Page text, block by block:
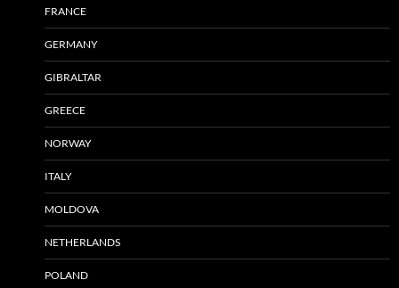
FRANCE
GERMANY
GIBRALTAR
GREECE
NORWAY
ITALY
MOLDOVA
NETHERLANDS
POLAND